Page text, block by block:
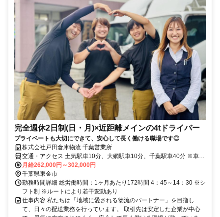
完全週休2日制(日・月)×近距離メインの4tドライバー
プライベートも大切にできて、安心して長く働ける職場です◎
株式会社戸田倉庫物流 千葉営業所
交通・アクセス 土気駅車10分、大網駅車10分、千葉駅車40分 ※車通
勤可
月給262,000円～302,000円
千葉県東金市
勤務時間詳細 総労働時間：1ヶ月あたり172時間 4：45～14：30 ※シ
フト制 ※ルートにより若干変動あり
仕事内容 私たちは「地域に愛される物流のパートナー」を目指し
て、日々の配送業務を行っています。 取引先は安定した企業が中心